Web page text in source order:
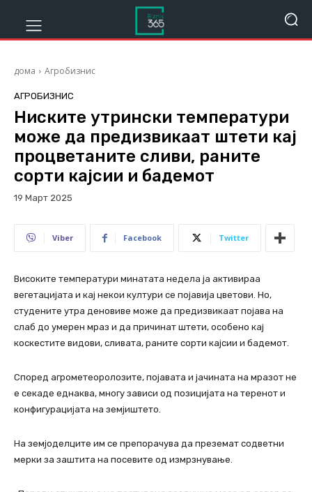
дома Агробизнис
АГРОБИЗНИС
Ниските утрински температури
може да предизвикаат штети кај
процветаните сливи, раните
сорти кајсии и бадемот
19 Март 2025
Viber Facebook Twitter
Високите температури минатата недела ја активираа
вегетацијата и кај некои култури се појавија цветови. Но,
студените утра деновиве може да предизвикаат појава на
слаб до умерен мраз и да причинат штети, особено кај
коскестите видови, сливата, раните сорти кајсии и бадемот.
Според агрометеоролозите, појавата и јачината на мразот не
е секаде еднаква, многу зависи од позицијата на теренот и
конфигурацијата на земјиштето.
На земјоделците им се препорачува да преземат содветни
мерки за заштита на посевите од измрзнување.